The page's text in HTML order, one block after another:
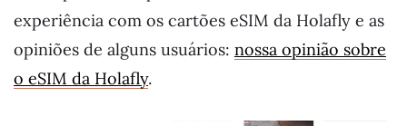
experiência com os cartões eSIM da Holafly e as
opiniões de alguns usuários: nossa opinião sobre
o eSIM da Holafly.